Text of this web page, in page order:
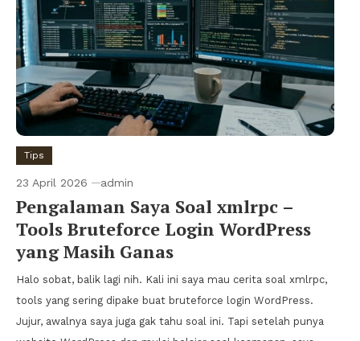
Tips
23 April 2026 admin
Pengalaman Saya Soal xmlrpc –
Tools Bruteforce Login WordPress
yang Masih Ganas
Halo sobat, balik lagi nih. Kali ini saya mau cerita soal xmlrpc,
tools yang sering dipake buat bruteforce login WordPress.
Jujur, awalnya saya juga gak tahu soal ini. Tapi setelah punya